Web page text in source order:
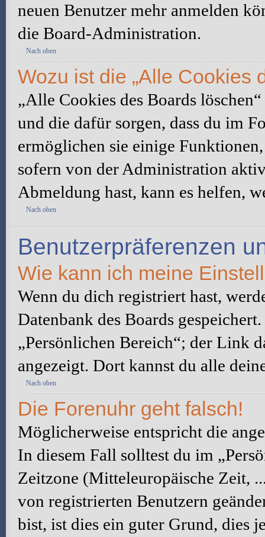
neuen Benutzer mehr anmelden
die Board-Administration.
Nach oben
Wozu ist die „Alle Cookies
„Alle Cookies des Boards
und die dafür sorgen, dass du im
ermöglichen sie einige
sofern von der Administration
Abmeldung hast, kann es helfen,
Nach oben
Benutzerpräferenzen
Wie kann ich meine
Wenn du dich registriert hast,
Datenbank des Boards
„Persönlichen Bereich“; der Link
angezeigt. Dort kannst du alle
Nach oben
Die Forenuhr geht falsch!
Möglicherweise entspricht die
In diesem Fall solltest du im
Zeitzone (Mitteleuropäische Zeit,
von registrierten Benutzern
bist, ist dies ein guter Grund, dies